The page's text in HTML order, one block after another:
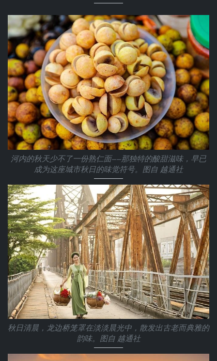
河内的秋天少不了一份熟仁面——那独特的酸甜滋味，早已
成为这座城市秋日的味觉符号。图自 越通社
秋日清晨，龙边桥笼罩在淡淡晨光中，散发出古老而典雅的
韵味。图自 越通社